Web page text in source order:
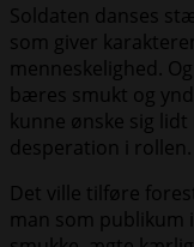
Soldaten danses
som giver
menneskelighed.
bæres smukt og
kunne ønske sig
desperation i rollen.
Det ville tilføre
man som publikum